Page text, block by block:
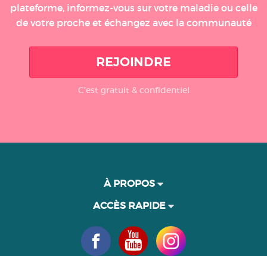
plateforme, informez-vous sur votre maladie ou celle
de votre proche et échangez avec la communauté
REJOINDRE
C'est gratuit & confidentiel
À PROPOS
ACCÈS RAPIDE